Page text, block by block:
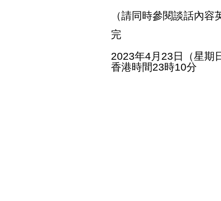
（請同時參閱談話內容
完
2023年4月23日（星期
香港時間23時10分